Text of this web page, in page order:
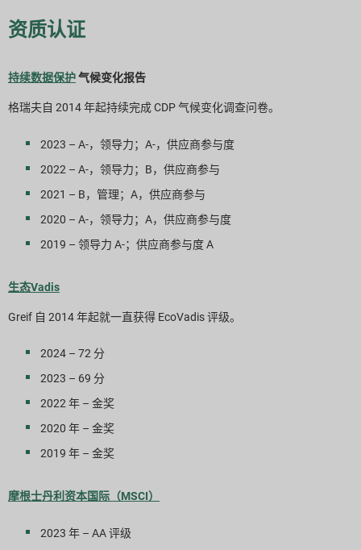
关于我们的报告
目标与表现
ESG 报告指数
报告下载
资质认证
持续数据保护气候变化报告
格瑞夫自 2014 年起持续完成 CDP 气候变化调查问卷。
2023 – A-，领导力；A-，供应商参与度
2022 – A-，领导力；B，供应商参与
2021 – B，管理；A，供应商参与
2020 – A-，领导力；A，供应商参与度
2019 – 领导力 A-；供应商参与度 A
生态Vadis
Greif 自 2014 年起就一直获得 EcoVadis 评级。
2024 – 72 分
2023 – 69 分
2022 年 – 金奖
2020 年 – 金奖
2019 年 – 金奖
摩根士丹利资本国际（MSCI）
2023 年 – AA 评级